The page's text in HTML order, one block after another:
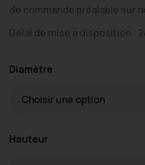
de commande préalable sur
Délai de mise à disposition :
Diamètre
Hauteur